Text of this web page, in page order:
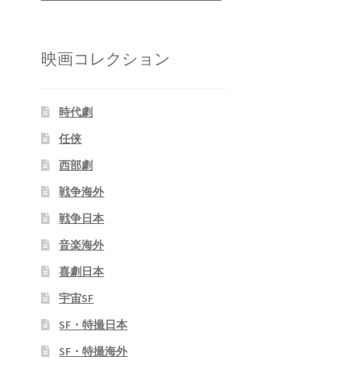
映画コレクション
時代劇
任侠
西部劇
戦争海外
戦争日本
音楽海外
喜劇日本
宇宙SF
SF・特撮日本
SF・特撮海外